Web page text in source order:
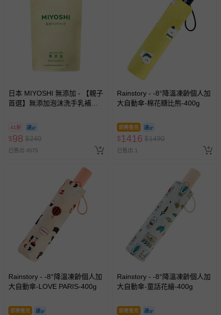
日本 MIYOSHI 無添加 - 【親子
首選】無添加泡沫洗手乳補充
41折
$98 $240
已售出 4575
Rainstory - -8°降溫凍齡個人加
大自動傘-棉花糖比熊-400g
即將售完
$1416 $1490
已售出 1
Rainstory - -8°降溫凍齡個人加
大自動傘-LOVE PARIS-400g
即將售完
Rainstory - -8°降溫凍齡個人加
大自動傘-童話花繪-400g
即將售完